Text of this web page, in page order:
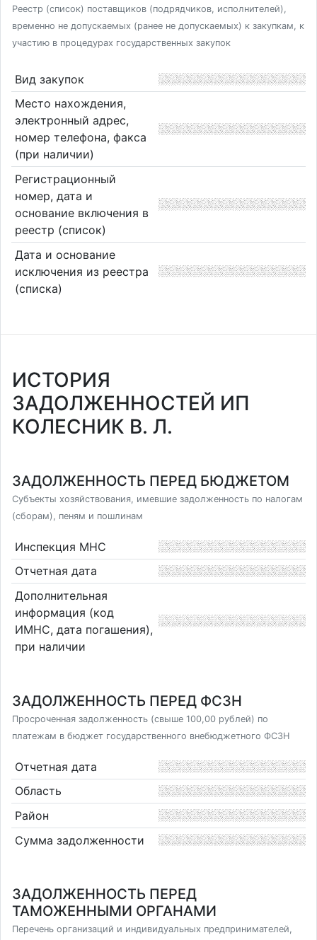
Реестр (список) поставщиков (подрядчиков, исполнителей),
временно не допускаемых (ранее не допускаемых) к закупкам, к
участию в процедурах государственных закупок
Вид закупок
Место нахождения,
электронный адрес,
номер телефона, факса
(при наличии)
Регистрационный
номер, дата и
основание включения в
реестр (список)
Дата и основание
исключения из реестра
(списка)
ИСТОРИЯ
ЗАДОЛЖЕННОСТЕЙ ИП
КОЛЕСНИК В. Л.
ЗАДОЛЖЕННОСТЬ ПЕРЕД БЮДЖЕТОМ
Субъекты хозяйствования, имевшие задолженность по налогам
(сборам), пеням и пошлинам
Инспекция МНС
Отчетная дата
Дополнительная
информация (код
ИМНС, дата погашения),
при наличии
ЗАДОЛЖЕННОСТЬ ПЕРЕД ФСЗН
Просроченная задолженность (свыше 100,00 рублей) по
платежам в бюджет государственного внебюджетного ФСЗН
Отчетная дата
Область
Район
Сумма задолженности
ЗАДОЛЖЕННОСТЬ ПЕРЕД
ТАМОЖЕННЫМИ ОРГАНАМИ
Перечень организаций и индивидуальных предпринимателей,